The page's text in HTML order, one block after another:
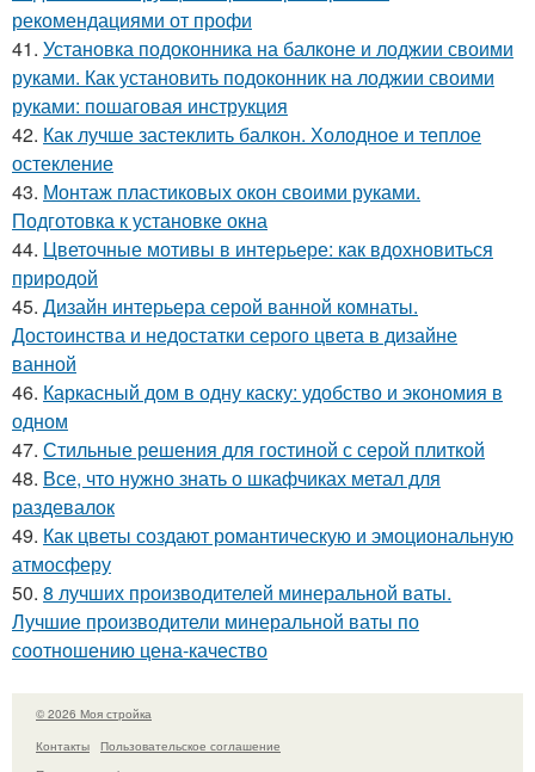
рекомендациями от профи
41. Установка подоконника на балконе и лоджии своими
руками. Как установить подоконник на лоджии своими
руками: пошаговая инструкция
42. Как лучше застеклить балкон. Холодное и теплое
остекление
43. Монтаж пластиковых окон своими руками.
Подготовка к установке окна
44. Цветочные мотивы в интерьере: как вдохновиться
природой
45. Дизайн интерьера серой ванной комнаты.
Достоинства и недостатки серого цвета в дизайне
ванной
46. Каркасный дом в одну каску: удобство и экономия в
одном
47. Стильные решения для гостиной с серой плиткой
48. Все, что нужно знать о шкафчиках метал для
раздевалок
49. Как цветы создают романтическую и эмоциональную
атмосферу
50. 8 лучших производителей минеральной ваты.
Лучшие производители минеральной ваты по
соотношению цена-качество
© 2026 Моя стройка
Контакты
Пользовательское соглашение